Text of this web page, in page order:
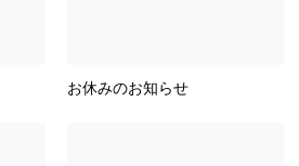
お休みのお知らせ